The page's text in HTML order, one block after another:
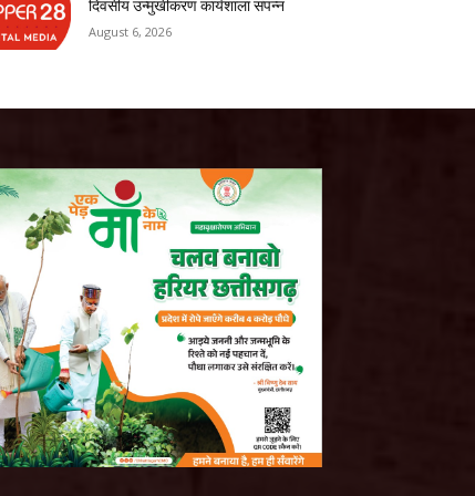
दिवसीय उन्मुखीकरण कार्यशाला संपन्न
August 6, 2026